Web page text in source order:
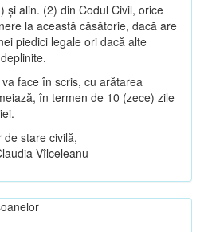
și alin. (2) din Codul Civil, orice
la această căsătorie, dacă are
piedici legale ori dacă alte
face în scris, cu arătarea
în termen de 10 (zece) zile
de stare civilă,
Vîlceleanu